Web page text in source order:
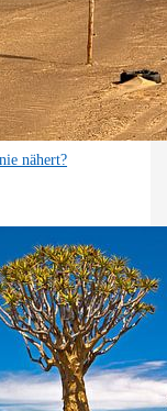
nähert?